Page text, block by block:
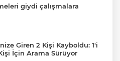
giydi çalışmalara
Giren 2 Kişi Kayboldu: 1'i
İçin Arama Sürüyor